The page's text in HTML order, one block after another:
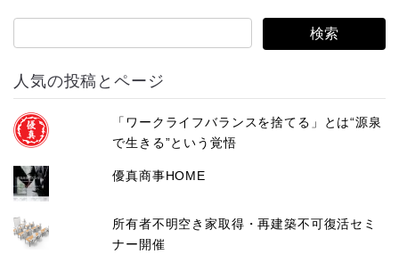
人気の投稿とページ
「ワークライフバランスを捨てる」とは“源泉
で生きる”という覚悟
優真商事HOME
所有者不明空き家取得・再建築不可復活セミ
ナー開催